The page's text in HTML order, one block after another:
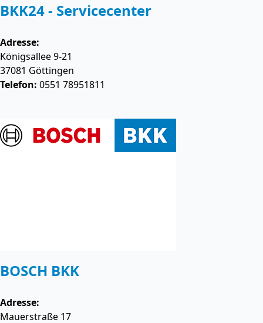
BKK24 - Servicecenter
Adresse:
Königsallee 9-21
37081 Göttingen
Telefon: 0551 78951811
BOSCH BKK
Adresse:
Mauerstraße 17